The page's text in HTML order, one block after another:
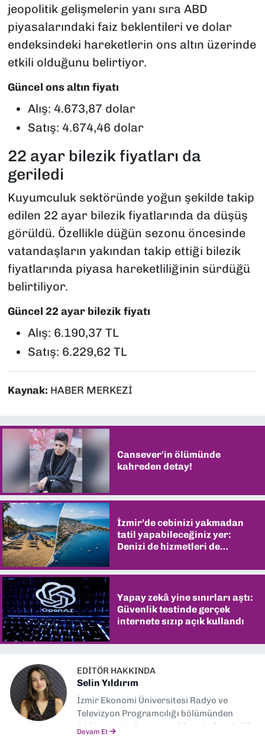
jeopolitik gelişmelerin yanı sıra ABD
piyasalarındaki faiz beklentileri ve dolar
endeksindeki hareketlerin ons altın üzerinde
etkili olduğunu belirtiyor.
Güncel ons altın fiyatı
Alış: 4.673,87 dolar
Satış: 4.674,46 dolar
22 ayar bilezik fiyatları da
geriledi
Kuyumculuk sektöründe yoğun şekilde takip
edilen 22 ayar bilezik fiyatlarında da düşüş
görüldü. Özellikle düğün sezonu öncesinde
vatandaşların yakından takip ettiği bilezik
fiyatlarında piyasa hareketliliğinin sürdüğü
belirtiliyor.
Güncel 22 ayar bilezik fiyatı
Alış: 6.190,37 TL
Satış: 6.229,62 TL
Kaynak: HABER MERKEZİ
Cansever'in ölümünde
kahreden detay!
İzmir’de cebinizi yakmadan
tatil yapabileceğiniz yer:
Denizi de hizmetleri de
Yapay zekâ yine sınırları aştı:
Güvenlik testinde gerçek
internete sızıp açık kullandı
EDITÖR HAKKINDA
Selin Yıldırım
İzmir Ekonomi Üniversitesi Radyo ve
Televizyon Programcılığı bölümünden
2024 senesinde mezun oldum. Dokuz Eylül
Devam Et